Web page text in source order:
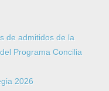
de admitidos de la
Programa Concilia
2026